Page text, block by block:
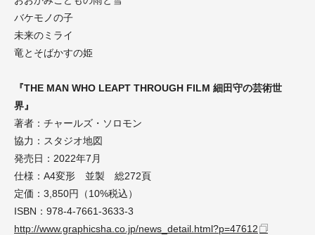
バケモノの子
未来のミライ
竜とそばかすの姫
『THE MAN WHO LEAPT THROUGH FILM 細田守の芸術世
界』
著者：チャールズ・ソロモン
協力：スタジオ地図
発売日：2022年7月
仕様：A4変形 並製 総272頁
定価：3,850円（10%税込）
ISBN：978-4-7661-3633-3
http://www.graphicsha.co.jp/news_detail.html?p=47612